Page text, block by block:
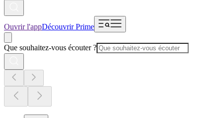
Ouvrir l'appDécouvrir Prime
Que souhaitez-vous écouter ?